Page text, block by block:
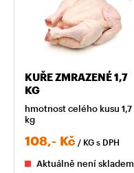
KUŘE ZMRAZENÉ 1,7
KG
hmotnost celého kusu 1,7
kg
108,- Kč / KG s DPH
Aktuálně není skladem